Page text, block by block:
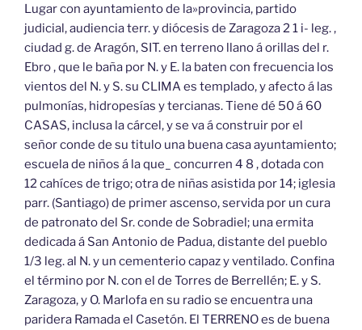
Lugar con ayuntamiento de la»provincia, partido
judicial, audiencia terr. y diócesis de Zaragoza 2 1 i- leg. ,
ciudad g. de Aragón, SIT. en terreno llano á orillas del r.
Ebro , que le baña por N. y E. la baten con frecuencia los
vientos del N. y S. su CLIMA es templado, y afecto á las
pulmonías, hidropesías y tercianas. Tiene dé 50 á 60
CASAS, inclusa la cárcel, y se va á construir por el
señor conde de su titulo una buena casa ayuntamiento;
escuela de niños á la que_ concurren 4 8 , dotada con
12 cahíces de trigo; otra de niñas asistida por 14; iglesia
parr. (Santiago) de primer ascenso, servida por un cura
de patronato del Sr. conde de Sobradiel; una ermita
dedicada á San Antonio de Padua, distante del pueblo
1/3 leg. al N. y un cementerio capaz y ventilado. Confina
el término por N. con el de Torres de Berrellén; E. y S.
Zaragoza, y O. Marlofa en su radio se encuentra una
paridera Ramada el Casetón. El TERRENO es de buena